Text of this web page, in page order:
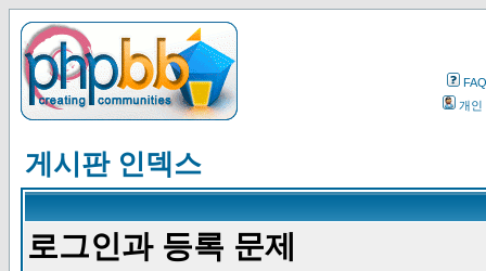
FAQ
개인
게시판 인덱스
로그인과 등록 문제